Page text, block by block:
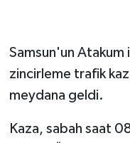
Samsun'un Atakum
zincirleme trafik
meydana geldi.
Kaza, sabah saat